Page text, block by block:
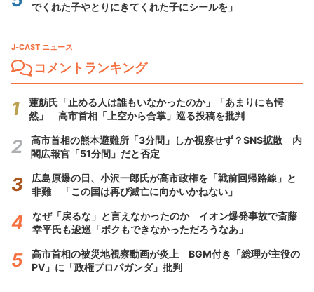
でくれた子やとりにきてくれた子にシールを」
J-CAST ニュース
コメントランキング
蓮舫氏「止める人は誰もいなかったのか」「あまりにも愕
然」 高市首相「上空から合掌」巡る投稿を批判
高市首相の熊本避難所「3分間」しか視察せず？SNS拡散 内
閣広報官「51分間」だと否定
広島原爆の日、小沢一郎氏が高市政権を「戦前回帰路線」と
非難 「この国は再び滅亡に向かいかねない」
なぜ「戻るな」と言えなかったのか イオン爆発事故で斎藤
幸平氏も逡巡「ボクもできなかっただろうなあ」
高市首相の被災地視察動画が炎上 BGM付き「総理が主役の
PV」に「政権プロパガンダ」批判